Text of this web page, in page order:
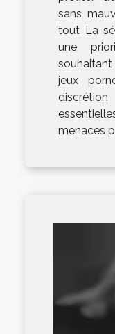
sans
tout La
une
souhaitant
jeux
menaces